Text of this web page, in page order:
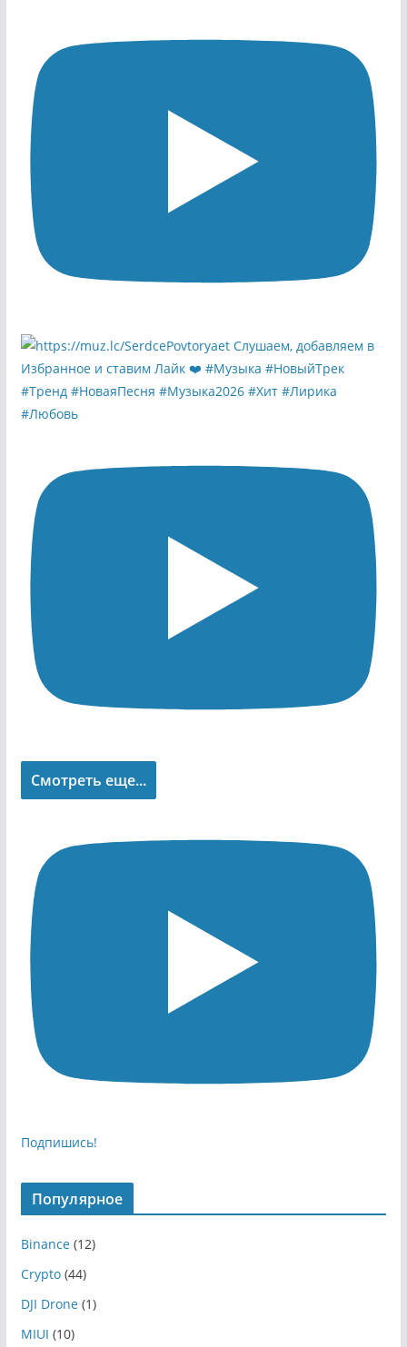
Смотреть еще...
Подпишись!
Популярное
Binance(12)
Crypto(44)
DJI Drone(1)
MIUI (10)